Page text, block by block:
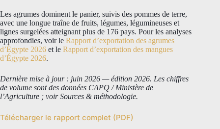
Les agrumes dominent le panier, suivis des pommes de terre,
avec une longue traîne de fruits, légumes, légumineuses et
lignes surgelées atteignant plus de 176 pays. Pour les analyses
approfondies, voir le Rapport d’exportation des agrumes
d’Égypte 2026 et le Rapport d’exportation des mangues
d’Égypte 2026.
Dernière mise à jour : juin 2026 — édition 2026. Les chiffres
de volume sont des données CAPQ / Ministère de
l’Agriculture ; voir Sources & méthodologie.
Télécharger le rapport complet (PDF)